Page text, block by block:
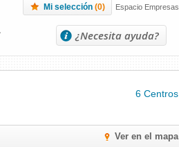
Mi selección (0) Espacio Empresas
¿Necesita ayuda?
6 Centros
Ver en el mapa